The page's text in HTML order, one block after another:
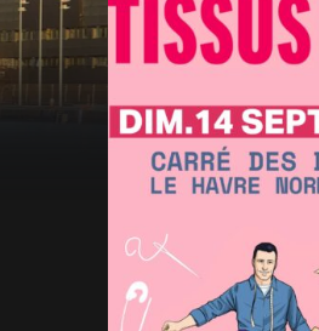
ENVOYER
Rivaj Group traite votre adresse électronique
abonnement à la newsletter deLe Carré des
pouvez retirer votre consentement à tout
consultez notrepolitique de protection des